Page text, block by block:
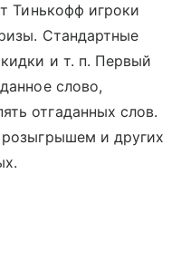
Тинькофф игроки
Стандартные
и т. п. Первый
слово,
отгаданных слов.
и других